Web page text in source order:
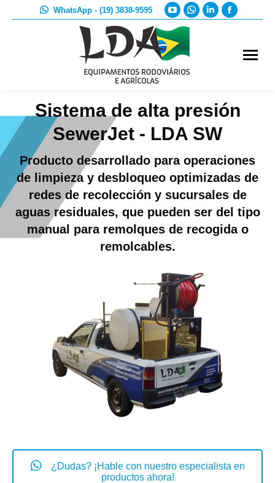
WhatsApp - (19) 3838-9595
YouTube
page
opens
in
new
Whatsapp
Linkedin
Sistema de alta presión
SewerJet - LDA SW
Producto desarrollado para operaciones
de limpieza y desbloqueo optimizadas de
redes de recolección y sucursales de
aguas residuales, que pueden ser del tipo
manual para remolques de recogida o
remolcables.
¿Dudas? ¡Hable con nuestro especialista en
productos ahora!